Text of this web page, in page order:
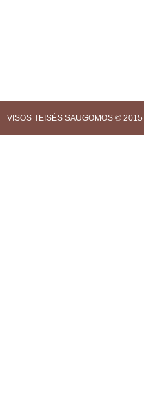
VISOS TEISĖS SAUGOMOS © 2015